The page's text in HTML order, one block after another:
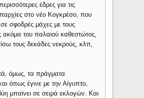
έδρες για τις
στο νέο Κογκρέσο, που
σφοδρές μάχες με τους
ακόμα του παλαιού καθεστώτος,
τους δεκάδες νεκρούς, κλπ,
όμως, τα πράγματα
όπως έγινε με την Αίγυπτο,
μπαίνει σε σειρά εκλογών. Και